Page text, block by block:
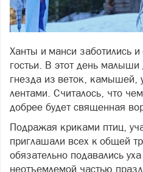
Ханты и манси заботились
гостьи. В этот день
гнезда из веток, камышей,
лентами. Считалось, что
добрее будет священная
Подражая криками птиц,
приглашали всех к общей
обязательно подавались
неотъемлемой частью